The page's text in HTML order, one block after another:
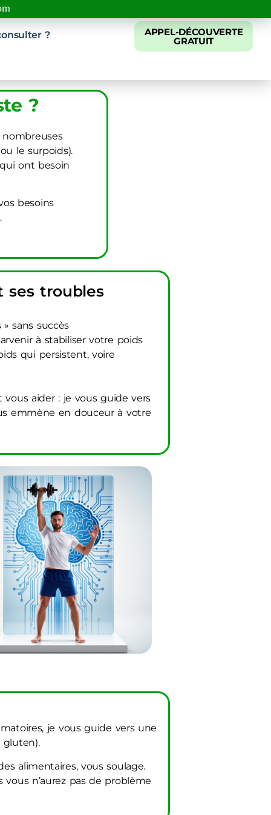
? APPEL-DÉCOUVERTE
GRATUIT
?
le surpoids).
ont besoin
besoins
ses troubles
sans succès
à stabiliser votre poids
qui persistent, voire
aider : je vous guide vers
emmène en douceur à votre
je vous guide vers une
gluten).
alimentaires, vous soulage.
n’aurez pas de problème